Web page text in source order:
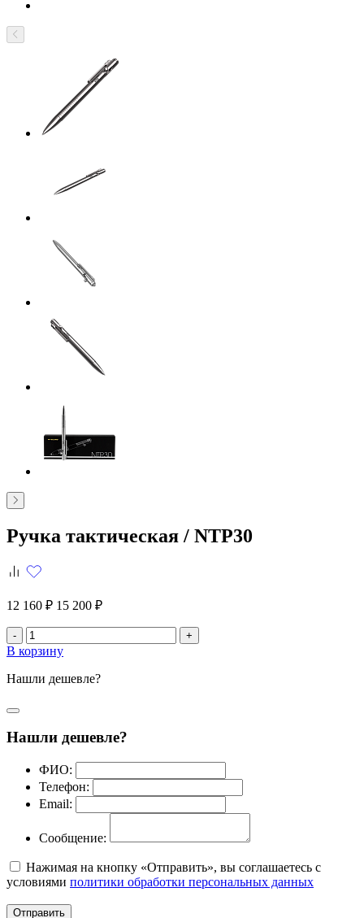
Ручка тактическая / NTP30
12 160 ₽ 15 200 ₽
- +
В корзину
Нашли дешевле?
Нашли дешевле?
ФИО:
Телефон:
Email:
Сообщение:
Нажимая на кнопку «Отправить», вы соглашаетесь с
условиями политики обработки персональных данных
Отправить